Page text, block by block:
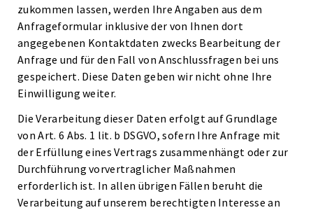
zukommen lassen, werden Ihre Angaben aus dem
Anfrageformular inklusive der von Ihnen dort
angegebenen Kontaktdaten zwecks Bearbeitung der
Anfrage und für den Fall von Anschlussfragen bei uns
gespeichert. Diese Daten geben wir nicht ohne Ihre
Einwilligung weiter.
Die Verarbeitung dieser Daten erfolgt auf Grundlage
von Art. 6 Abs. 1 lit. b DSGVO, sofern Ihre Anfrage mit
der Erfüllung eines Vertrags zusammenhängt oder zur
Durchführung vorvertraglicher Maßnahmen
erforderlich ist. In allen übrigen Fällen beruht die
Verarbeitung auf unserem berechtigten Interesse an